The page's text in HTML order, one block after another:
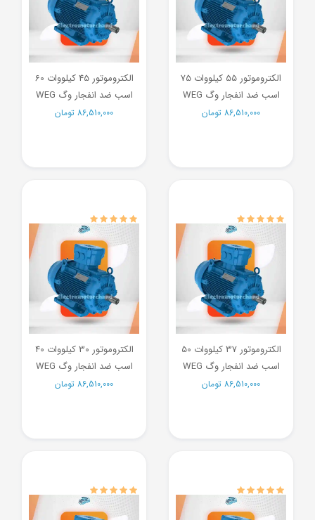
الکتروموتور 55 کیلووات 75
اسب ضد انفجار وگ WEG
86,510,000 تومان
الکتروموتور 45 کیلووات 60
اسب ضد انفجار وگ WEG
86,510,000 تومان
الکتروموتور 37 کیلووات 50
اسب ضد انفجار وگ WEG
86,510,000 تومان
الکتروموتور 30 کیلووات 40
اسب ضد انفجار وگ WEG
86,510,000 تومان